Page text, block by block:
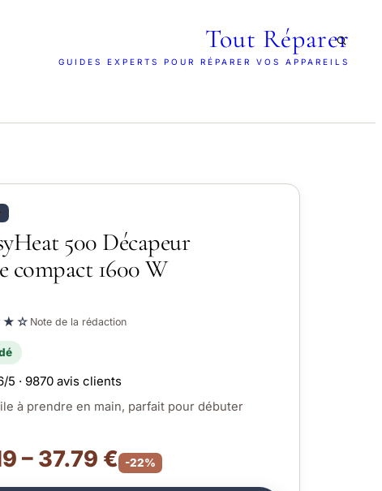
Tout Réparer
GUIDES EXPERTS POUR RÉPARER VOS APPAREILS
500 Décapeur
compact 1600 W
Note de la rédaction
5 · 9870 avis clients
à prendre en main, parfait pour débuter
– 37.79 € -22%